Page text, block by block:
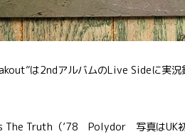
は2ndアルバムのLive Sideに実況
The Truth（’78 Polydor 写真はUK初